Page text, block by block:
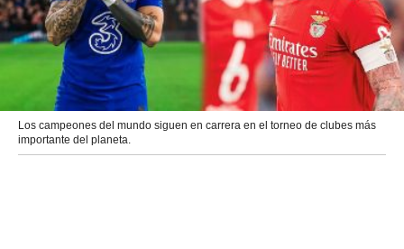
Los campeones del mundo siguen en carrera en el torneo de clubes más
importante del planeta.